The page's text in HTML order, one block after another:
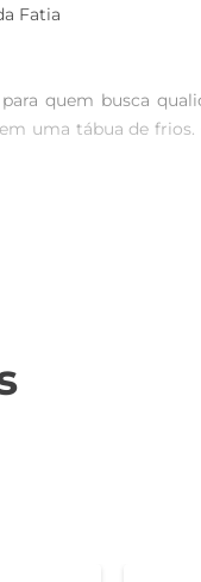
Fatia
quem busca
uma tábua de
utilizado de